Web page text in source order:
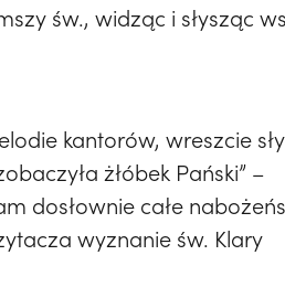
św., widząc i słysząc
kantorów, wreszcie
żłóbek Pański” –
dosłownie całe
wyznanie św. Klary